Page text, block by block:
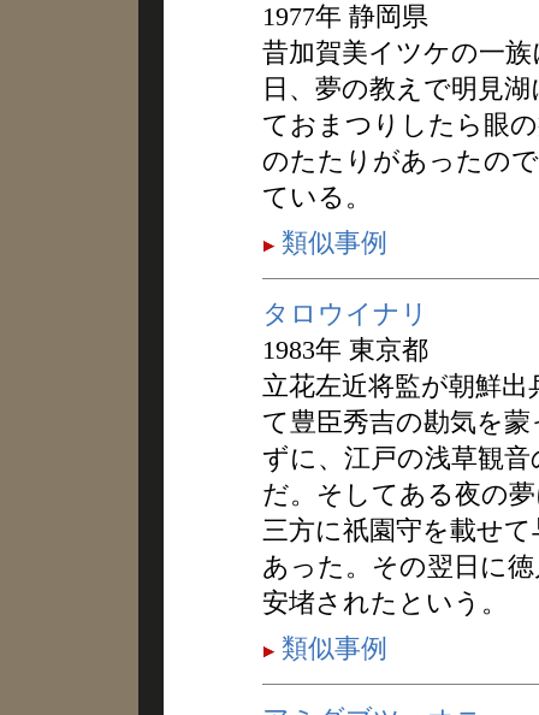
1977年 静岡県
昔加賀美イツケの一
日、夢の教えで明見
ておまつりしたら眼
のたたりがあったの
ている。
類似事例
タロウイナリ
1983年 東京都
立花左近将監が朝鮮
て豊臣秀吉の勘気を
ずに、江戸の浅草観
だ。そしてある夜の
三方に祇園守を載せ
あった。その翌日に
安堵されたという。
類似事例